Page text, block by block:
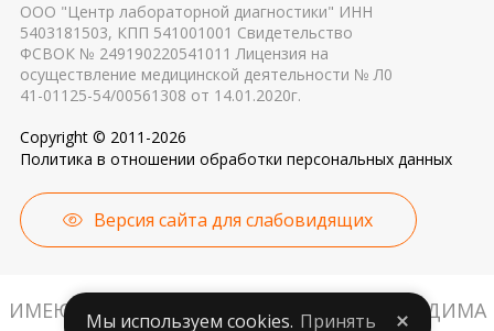
ООО "Центр лабораторной диагностики" ИНН
5403181503, КПП 541001001 Свидетельство
ФСВОК № 249190220541011 Лицензия на
осуществление медицинской деятельности № Л0
41-01125-54/00561308 от 14.01.2020г.
Copyright © 2011-2026
Политика в отношении обработки персональных данных
Версия сайта для слабовидящих
ИМЕЮТСЯ ПРОТИВОПОКАЗАНИЯ. НЕОБХОДИМА
Мы используем cookies. Принять